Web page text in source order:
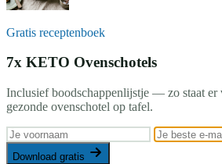
Gratis receptenboek
7x KETO Ovenschotels
Inclusief boodschappenlijstje — zo staat er
gezonde ovenschotel op tafel.
Download gratis